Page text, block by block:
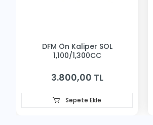
DFM Ön Kaliper SOL
1,100/1,300CC
3.800,00 TL
Sepete Ekle